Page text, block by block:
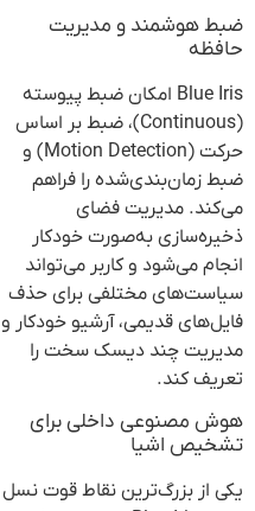
ضبط هوشمند و مدیریت
حافظه
Blue Iris امکان ضبط پیوسته
(Continuous)، ضبط بر اساس
حرکت (Motion Detection) و
ضبط زمان‌بندی‌شده را فراهم
می‌کند. مدیریت فضای
ذخیره‌سازی به‌صورت خودکار
انجام می‌شود و کاربر می‌تواند
سیاست‌های مختلفی برای حذف
فایل‌های قدیمی، آرشیو خودکار و
مدیریت چند دیسک سخت را
تعریف کند.
هوش مصنوعی داخلی برای
تشخیص اشیا
یکی از بزرگ‌ترین نقاط قوت نسل